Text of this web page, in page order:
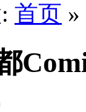
首页 »